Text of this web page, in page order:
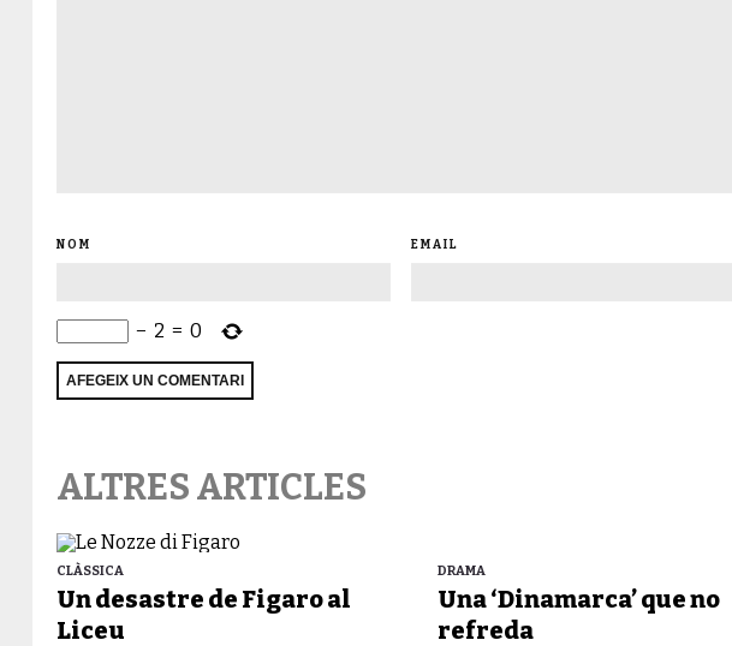
NOM EMAIL
− 2 = 0
ALTRES ARTICLES
CLÀSSICA
Un desastre de Figaro al
Liceu
DRAMA
Una ‘Dinamarca’ que no
refreda